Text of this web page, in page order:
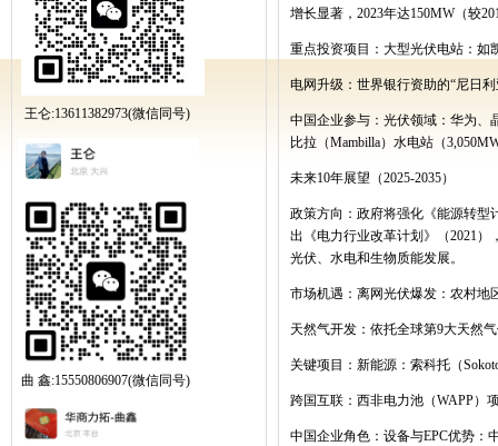
王仑:13611382973(微信同号)
曲 鑫:15550806907(微信同号)
增长显著， 2023年达150MW（较
重点投资项目：大型光伏电站：如
电网升级：世界银行资助的“尼日
中国企业参与：光伏领域：华为、
比拉（Mambilla）水电站（
未来10年展望（2025-2035）
政策方向：政府将强化《能源转型
出《电力行业改革计划》（2021）
光伏、水电和生物质能发展。
市场机遇：离网光伏爆发：农村地
天然气开发：依托全球第9大天然
关键项目：新能源：索科托（
跨国互联：西非电力池（WAPP）
中国企业角色：设备与EPC优势：